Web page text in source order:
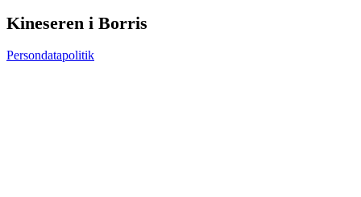
Kineseren i Borris
Persondatapolitik